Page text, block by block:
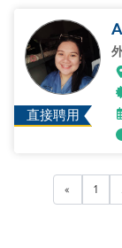
直接聘用
« 1